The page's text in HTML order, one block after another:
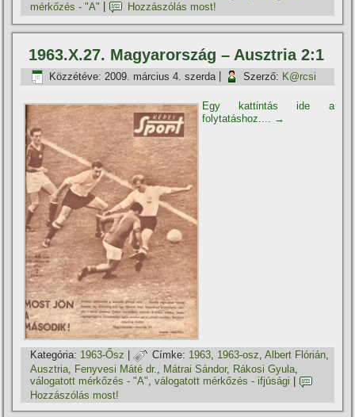
mérkőzés - "A"
Hozzászólás most!
1963.X.27. Magyarország – Ausztria 2:1
Közzétéve: 2009. március 4. szerda Szerző: K@rcsi
Egy kattintás ide a
folytatáshoz.... →
Kategória: 1963-Ősz | Címke: 1963, 1963-osz,Albert Flórián,
Ausztria
Fenyvesi Máté dr. Mátrai Sándor, Rákosi Gyula
válogatott mérkőzés - "A",válogatott mérkőzés - ifjúsági
Hozzászólás most!